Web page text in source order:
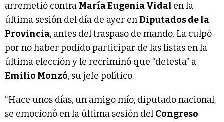
arremetió contra María Eugenia Vidal en la
última sesión del día de ayer enDiputados de la
Provincia, antes del traspaso de mando. La culpó
por no haber podido participar de las listas en la
última elección y le recriminó que “detesta” a
Emilio Monzó, su jefe político.
“Hace unos días, un amigo mío, diputado nacional,
se emocionó en la última sesión del Congreso